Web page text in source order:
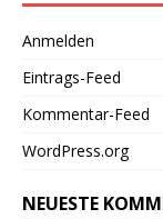
Anmelden
Eintrags-Feed
Kommentar-Feed
WordPress.org
NEUESTE